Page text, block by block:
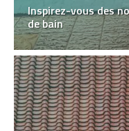
Inspirez-vous des
de bain